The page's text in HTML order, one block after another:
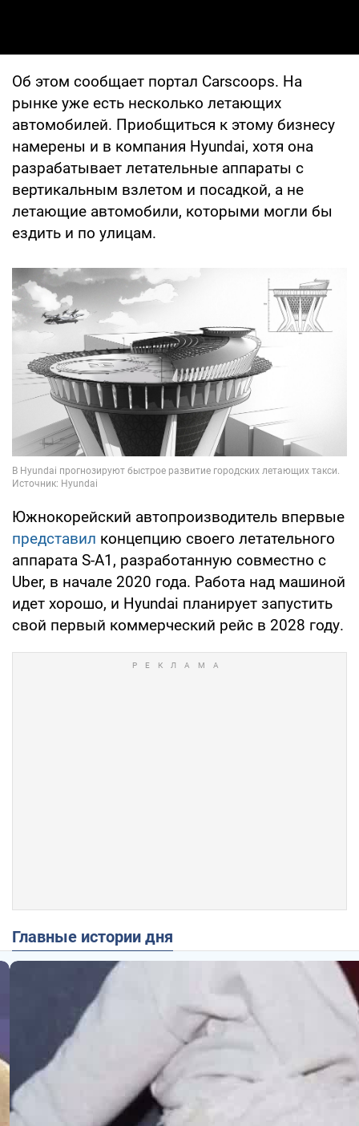
Об этом сообщает портал Carscoops. На
рынке уже есть несколько летающих
автомобилей. Приобщиться к этому бизнесу
намерены и в компания Hyundai, хотя она
разрабатывает летательные аппараты с
вертикальным взлетом и посадкой, а не
летающие автомобили, которыми могли бы
ездить и по улицам.
Южнокорейский автопроизводитель впервые
представил концепцию своего летательного
аппарата S-A1, разработанную совместно с
Uber, в начале 2020 года. Работа над машиной
идет хорошо, и Hyundai планирует запустить
свой первый коммерческий рейс в 2028 году.
Главные истории дня